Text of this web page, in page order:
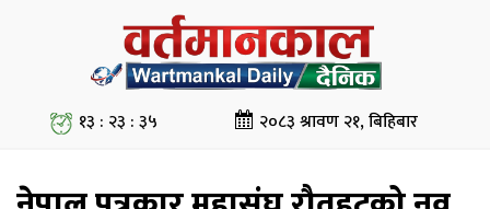
१३ : २३ : ३५ २०८३ श्रावण २१, बिहिबार